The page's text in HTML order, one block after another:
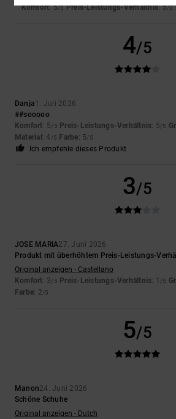
Komfort: 5/5 Preis-Leistungs-Verhältnis: 5/5
4/5
Danja1. Juli 2026
##sooooo
Komfort: 5/5 Preis-Leistungs-Verhältnis: 5/5
Material: 4 /5 Farbe: 5/5
Ich empfehle dieses Produkt
3/5
JOSE MARIA27. Juni 2026
Produkt mit überhöhtem Preis-Leistungs-
Original anzeigen - Castellano
Komfort: 3/5 Preis-Leistungs-Verhältnis: 1 /5
Farbe: 2/5
5/5
Manon24. Juni 2026
Schöne Schuhe
Original anzeigen - Dutch